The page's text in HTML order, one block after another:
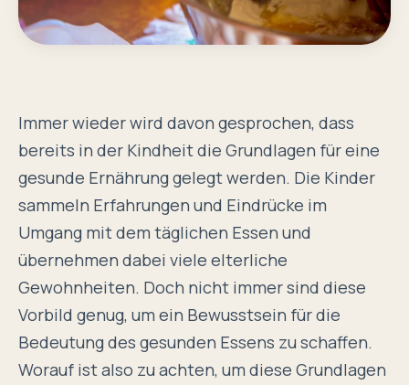
Immer wieder wird davon gesprochen, dass
bereits in der Kindheit die Grundlagen für eine
gesunde Ernährung gelegt werden. Die Kinder
sammeln Erfahrungen und Eindrücke im
Umgang mit dem täglichen Essen und
übernehmen dabei viele elterliche
Gewohnheiten. Doch nicht immer sind diese
Vorbild genug, um ein Bewusstsein für die
Bedeutung des gesunden Essens zu schaffen.
Worauf ist also zu achten, um diese Grundlagen